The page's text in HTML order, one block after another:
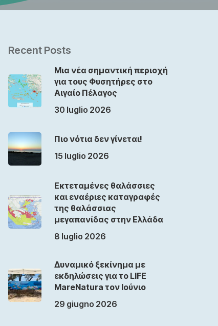
Recent Posts
Μια νέα σημαντική περιοχή
για τους Φυσητήρες στο
Αιγαίο Πέλαγος
30 luglio 2026
Πιο νότια δεν γίνεται!
15 luglio 2026
Εκτεταμένες θαλάσσιες
και εναέριες καταγραφές
της θαλάσσιας
μεγαπανίδας στην Ελλάδα
8 luglio 2026
Δυναμικό ξεκίνημα με
εκδηλώσεις για το LIFE
MareNatura τον Ιούνιο
29 giugno 2026